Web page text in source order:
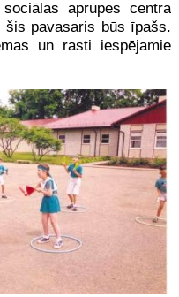
aprūpes centra
šis pavasaris būs īpašs.
un rasti iespējamie